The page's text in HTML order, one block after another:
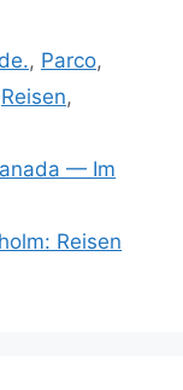
, Parco,
Reisen,
— Im
Reisen